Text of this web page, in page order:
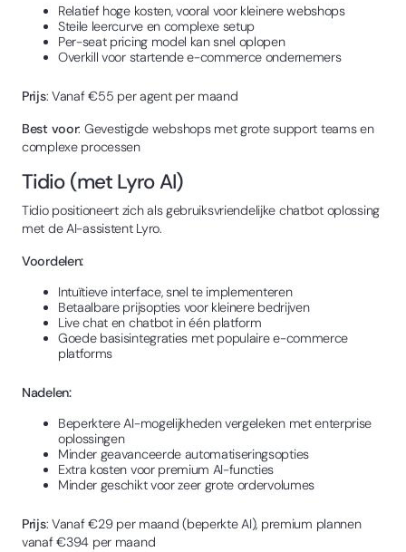
Relatief hoge kosten, vooral voor kleinere webshops
Steile leercurve en complexe setup
Per-seat pricing model kan snel oplopen
Overkill voor startende e-commerce ondernemers
Prijs: Vanaf €55 per agent per maand
Best voor: Gevestigde webshops met grote support teams en
complexe processen
Tidio (met Lyro AI)
Tidio positioneert zich als gebruiksvriendelijke chatbot oplossing
met de AI-assistent Lyro.
Voordelen:
Intuïtieve interface, snel te implementeren
Betaalbare prijsopties voor kleinere bedrijven
Live chat en chatbot in één platform
Goede basisintegraties met populaire e-commerce
platforms
Nadelen:
Beperktere AI-mogelijkheden vergeleken met enterprise
oplossingen
Minder geavanceerde automatiseringsopties
Extra kosten voor premium AI-functies
Minder geschikt voor zeer grote ordervolumes
Prijs: Vanaf €29 per maand (beperkte AI), premium plannen
vanaf €394 per maand